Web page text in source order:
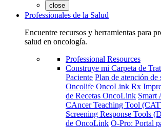
close
Professionales de la Salud
Encuentre recursos y herramientas para
salud en oncología.
Professional Resources
Construye mi Carpeta de
Paciente Plan de atención
Oncolife OncoLink Rx
de Recetas OncoLink Smart
CAncer Teaching Tool
Screening Response Tools
de OncoLink O-Pro: Portal